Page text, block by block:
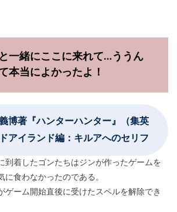
一緒にここに来れて…ううん
本当によかったよ！
博著『ハンターハンター』（集英
アイランド編：キルアへのセリフ
到着したゴンたちはジンが作ったゲームを
に食わなかったのである。
ゲーム開始直後に受けたスペルを解除でき